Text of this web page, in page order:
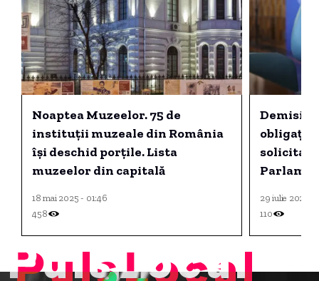
Noaptea Muzeelor. 75 de
instituții muzeale din România
își deschid porțile. Lista
muzeelor din capitală
18 mai 2025 - 01:46
458
Demisia
obligația
solicita
29 iulie 2025 -
110
PulsLocal